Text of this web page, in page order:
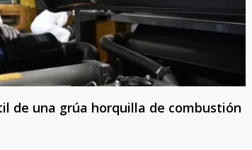
de una grúa horquilla de combustión